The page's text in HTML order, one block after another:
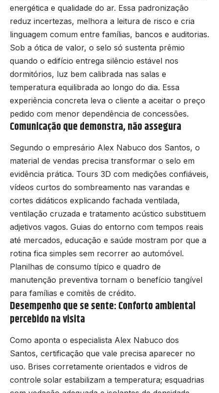
energética e qualidade do ar. Essa padronização
reduz incertezas, melhora a leitura de risco e cria
linguagem comum entre famílias, bancos e auditorias.
Sob a ótica de valor, o selo só sustenta prêmio
quando o edifício entrega silêncio estável nos
dormitórios, luz bem calibrada nas salas e
temperatura equilibrada ao longo do dia. Essa
experiência concreta leva o cliente a aceitar o preço
pedido com menor dependência de concessões.
Comunicação que demonstra, não assegura
Segundo o empresário Alex Nabuco dos Santos, o
material de vendas precisa transformar o selo em
evidência prática. Tours 3D com medições confiáveis,
vídeos curtos do sombreamento nas varandas e
cortes didáticos explicando fachada ventilada,
ventilação cruzada e tratamento acústico substituem
adjetivos vagos. Guias do entorno com tempos reais
até mercados, educação e saúde mostram por que a
rotina fica simples sem recorrer ao automóvel.
Planilhas de consumo típico e quadro de
manutenção preventiva tornam o benefício tangível
para famílias e comitês de crédito.
Desempenho que se sente: Conforto ambiental
percebido na visita
Como aponta o especialista Alex Nabuco dos
Santos, certificação que vale precisa aparecer no
uso. Brises corretamente orientados e vidros de
controle solar estabilizam a temperatura; esquadrias